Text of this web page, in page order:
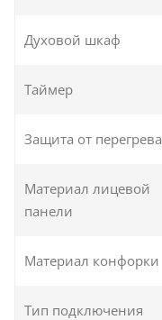
Духовой шкаф
Таймер
Защита от перегрева
Материал лицевой
панели
Материал конфорки
Тип подключения